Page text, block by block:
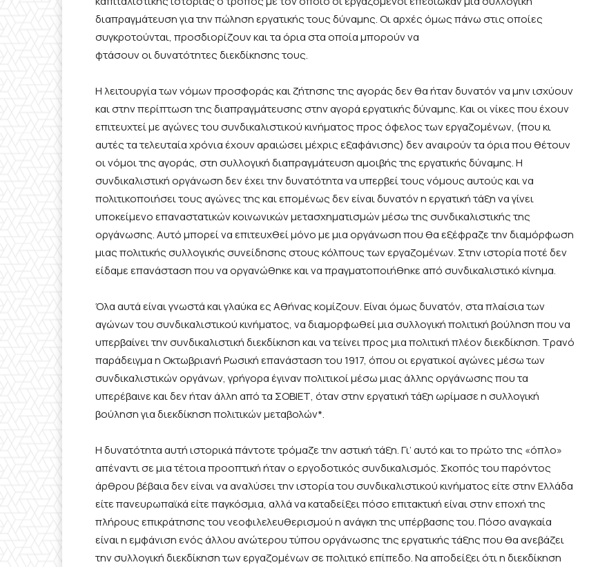
διαπραγμάτευση για την πώληση εργατικήςτουςδύναμης.Οι αρχέςόμως πάνω στις οποίες
συγκροτούνται, προσδιορίζουν και τα όρια στα οποίαμπορούννα
φτάσουνοιδυνατότητεςδιεκδίκησηςτους.
Η λειτουργία των νόμων προσφοράς και ζήτησης της αγοράς δεν θα ήταν δυνατόν να μην ισχύουν
και στην περίπτωση της διαπραγμάτευσης στην αγορά εργατικής δύναμης.Και οινίκες που έχουν
επιτευχτεί μεαγώνεςτου συνδικαλιστικούκινήματοςπρος όφελος των εργαζομένων, (που κι
αυτές τα τελευταία χρόνια έχουν αραιώσει μέχρις εξαφάνισης) δεν αναιρούν τα όρια που θέτουν
οι νόμοι της αγοράς, στη συλλογική διαπραγμάτευσηαμοιβής τηςεργατικής δύναμης.Η
συνδικαλιστική οργάνωση δεν έχει την δυνατότητα να υπερβεί τους νόμους αυτούς και να
πολιτικοποιήσει τους αγώνες της και επομένως δεν είναι δυνατόν η εργατική τάξη να γίνει
υποκείμενο επαναστατικών κοινωνικών μετασχηματισμών μέσω της συνδικαλιστικής της
οργάνωσης.Αυτό μπορεί να επιτευχθεί μόνο με μια οργάνωση που θα εξέφραζε την διαμόρφωση
μιας πολιτικής συλλογικής συνείδησης στους κόλπους των εργαζομένων. Στην ιστορία ποτέ δεν
είδαμε επανάστασηπουνα οργανώθηκεκαι να πραγματοποιήθηκεαπό συνδικαλιστικό κίνημα.
Όλα αυτά είναι γνωστά και γλαύκα ες Αθήνας κομίζουν.Είναι όμως δυνατόν, στα πλαίσια των
αγώνων του συνδικαλιστικού κινήματος, να διαμορφωθείμια συλλογικήπολιτικήβούλησηπουνα
υπερβαίνει την συνδικαλιστικήδιεκδίκηση και να τείνειπρος μια πολιτική πλέον διεκδίκηση. Τρανό
παράδειγμα η Οκτωβριανή Ρωσική επανάσταση του 1917, όπουοι εργατικοί αγώνες μέσω των
συνδικαλιστικών οργάνων, γρήγορα έγιναν πολιτικοί μέσω μιας άλλης οργάνωσης που τα
υπερέβαινε και δεν ήταν άλλη από τα ΣΟΒΙΕΤ, όταν στην εργατική τάξη ωρίμασε η συλλογική
βούληση για διεκδίκηση πολιτικών μεταβολών*.
Η δυνατότητα αυτή ιστορικά πάντοτε τρόμαζε την αστική τάξη. Γι’ αυτό και το πρώτο της «όπλο»
απέναντι σε μια τέτοια προοπτική ήταν ο εργοδοτικός συνδικαλισμός. Σκοπός του παρόντος
άρθρου βέβαια δεν είναι να αναλύσει την ιστορία του συνδικαλιστικού κινήματος είτε στην Ελλάδα
είτε πανευρωπαϊκά είτε παγκόσμια, αλλά να καταδείξει πόσο επιτακτική είναι στην εποχή της
πλήρους επικράτησης του νεοφιλελευθερισμού η ανάγκη της υπέρβασης του. Πόσο αναγκαία
είναι η εμφάνιση ενός άλλου ανώτερου τύπου οργάνωσης της εργατικής τάξης που θα ανεβάζει
την συλλογική διεκδίκηση των εργαζομένων σε πολιτικό επίπεδο. Να αποδείξει ότι η διεκδίκηση